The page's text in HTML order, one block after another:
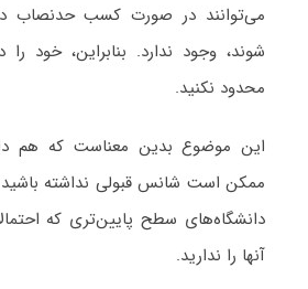
می‌توانند در صورت کسب حدنصاب
شوند، وجود ندارد. بنابراین، خود را
محدود نکنید.
این موضوع بدین معناست که هم
ممکن است شانس قبولی نداشته باشید
دانشگاه‌های سطح پایین‌تری که
آنها را ندارید.